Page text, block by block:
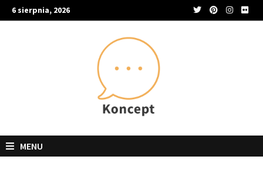
Skip
to
6 sierpnia, 2026
MENU